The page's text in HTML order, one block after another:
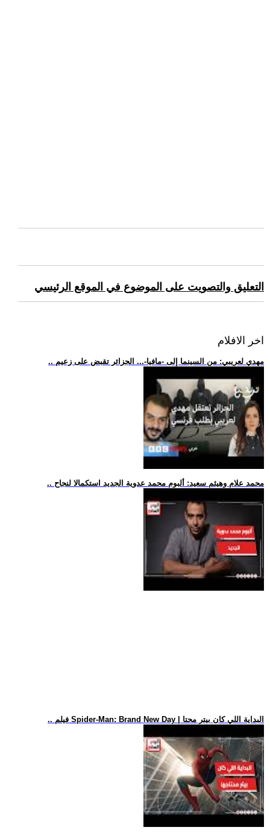
التعليق والتصويت على الموضوع في الموقع الرئيسي
اخر الافلام
.. مهدي لعريبي: من السينما إلى -مافيا-... الجزائر تقبض على زعيم
.. محمد علام وهيثم سعيد: ألبوم محمد عدوية الجديد استكمالا لنجاح
.. فيلم Spider-Man: Brand New Day | البداية اللي كان بيتر محتا